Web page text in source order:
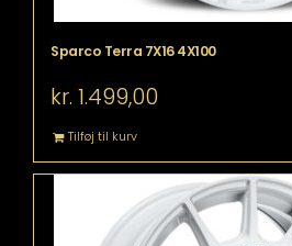
Sparco Terra 7X16 4X100
kr. 1.499,00
Tilføj til kurv